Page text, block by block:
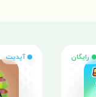
رایگان آپدیت